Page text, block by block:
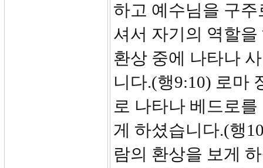
하고 예수님을 구
셔서 자기의 역할
환상 중에 나타나
니다.(행9:10) 로마
로 나타나 베드로
게 하셨습니다.(행
람의 환상을 보게